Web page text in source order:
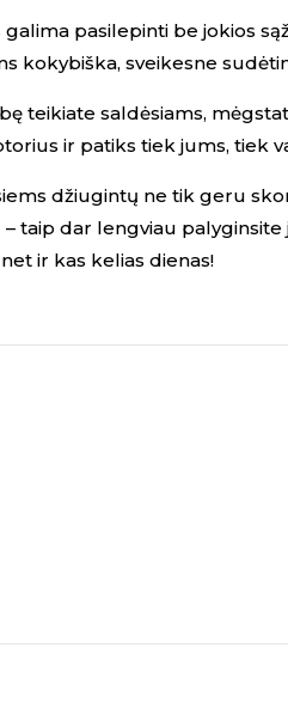
pasilepinti be jokios
kokybiška, sveikesne
teikiate saldėsiams,
ir patiks tiek jums, tiek
džiugintų ne tik geru
taip dar lengviau palyginsite
ir kas kelias dienas!